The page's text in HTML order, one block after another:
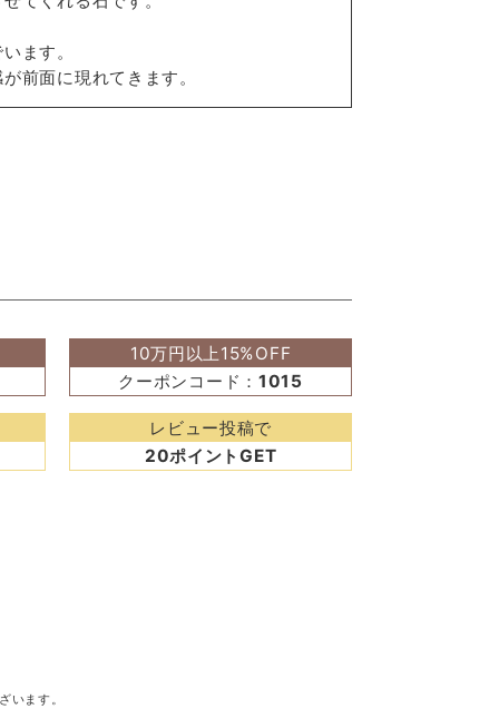
ます。
前面に現れてきます。
10万円以上15%OFF
クーポンコード： 1015
レビュー投稿で
20ポイントGET
います。